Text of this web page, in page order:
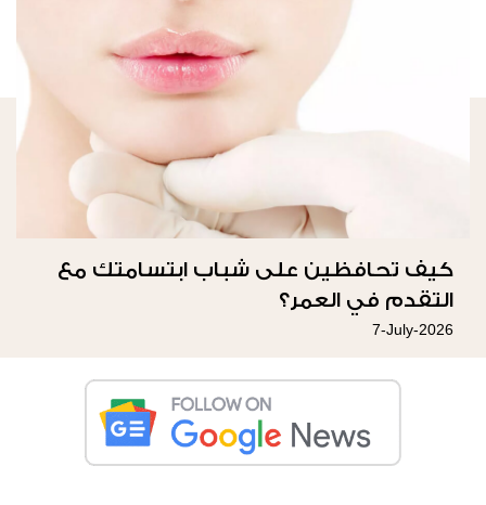
كيف تحافظين على شباب ابتسامتك مع
التقدم في العمر؟
7-July-2026